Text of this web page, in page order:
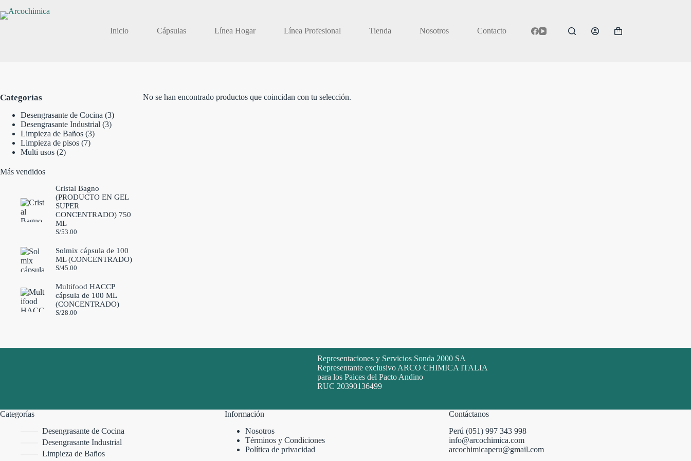
al
contenido
Inicio
Cápsulas Línea Hogar Línea Profesional Tienda Nosotros Contacto
Carro
No se han encontrado productos que coincidan con tu selección.
Categorías
Desengrasante de Cocina 33
productos
Desengrasante Industrial 33
Limpieza de Baños 33
Limpieza de pisos 77
Multi usos 22
Más vendidos
Cristal Bagno
(PRODUCTO EN GEL
SUPER
CONCENTRADO) 750
ML
S/53.00
Solmix cápsula de 100
ML (CONCENTRADO)
S/45.00
Multifood HACCP
cápsula de 100 ML
(CONCENTRADO)
S/28.00
Representaciones y Servicios Sonda 2000 SA
Representante exclusivo ARCO CHIMICA ITALIA
para los Paices del Pacto Andino
RUC 20390136499
Categorías
Desengrasante de Cocina
Desengrasante Industrial
Limpieza de Baños
Información
Nosotros
Términos y Condiciones
Política de privacidad
Contáctanos
Perú (051) 997 343 998
info@arcochimica.com
arcochimicaperu@gmail.com